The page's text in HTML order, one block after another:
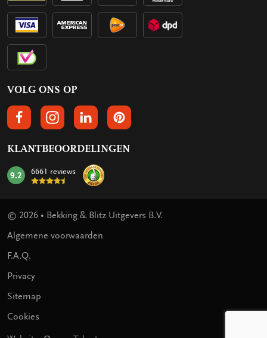
VOLG ONS OP
VOLGS ONS OP FACEBOOK
VOLG ONS OP INSTAGRAM
VOLG ONS OP LINKEDIN
VOLG ONS OP PINTEREST
KLANTBEOORDELINGEN
mark:
9.2 6661 reviews
© 2026 • Bekking & Blitz Uitgevers B.V.
Algemene voorwaarden
F.A.Q.
Privacy
Sitemap
Cookies